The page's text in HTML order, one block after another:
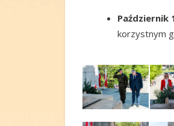
Październik
korzystnym